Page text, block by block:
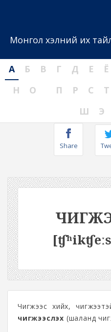
Монгол хэлний их
А Б В Г Д Е Ё
Н
О П Р С Т
Ш
Э
Share
Чигжээс хийх,
чигжээслэх (шаланд